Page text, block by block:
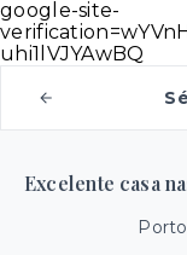
google-site-
uhi1lVJYAwBQ
Excelente casa